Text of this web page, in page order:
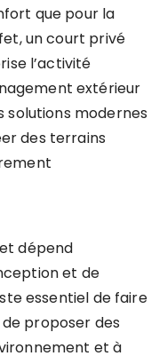
que pour la
un court privé
l’activité
extérieur
solutions modernes
des terrains
dépend
et de
essentiel de faire
proposer des
et à